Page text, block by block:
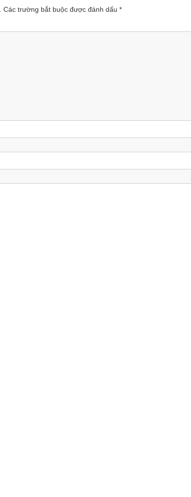
Các trường bắt buộc được đánh dấu *